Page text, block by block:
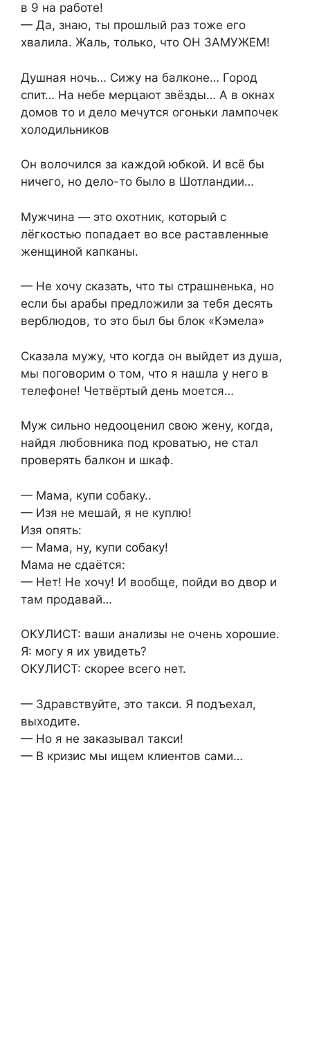
в 9 на работе!
— Да, знаю, ты прошлый раз тоже его
хвалила. Жаль, только, что ОН ЗАМУЖЕМ!
Душная ночь… Сижу на балконе… Город
спит… На небе мерцают звёзды… А в окнах
домов то и дело мечутся огоньки лампочек
холодильников
Он волочился за каждой юбкой. И всё бы
ничего, но дело-то было в Шотландии…
Мужчина — это охотник, который с
лёгкостью попадает во все раставленные
женщиной капканы.
— Не хочу сказать, что ты страшненька, но
если бы арабы предложили за тебя десять
верблюдов, то это был бы блок «Кэмела»
Сказала мужу, что когда он выйдет из душа,
мы поговорим о том, что я нашла у него в
телефоне! Четвёртый день моется…
Муж сильно недооценил свою жену, когда,
найдя любовника под кроватью, не стал
проверять балкон и шкаф.
— Мама, купи собаку..
— Изя не мешай, я не куплю!
Изя опять:
— Мама, ну, купи собаку!
Мама не сдаётся:
— Нет! Не хочу! И вообще, пойди во двор и
там продавай…
ОКУЛИСТ: ваши анализы не очень хорошие.
Я: могу я их увидеть?
ОКУЛИСТ: скорее всего нет.
— Здравствуйте, это такси. Я подъехал,
выходите.
— Но я не заказывал такси!
— В кризис мы ищем клиентов сами…